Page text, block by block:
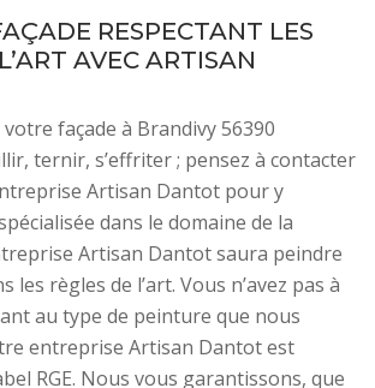
RESPECTANT LES
AVEC ARTISAN
façade à Brandivy 56390
ternir, s’effriter ; pensez à contacter
Artisan Dantot pour y
dans le domaine de la
Artisan Dantot saura peindre
les règles de l’art. Vous n’avez pas à
au type de peinture que nous
entreprise Artisan Dantot est
RGE. Nous vous garantissons, que